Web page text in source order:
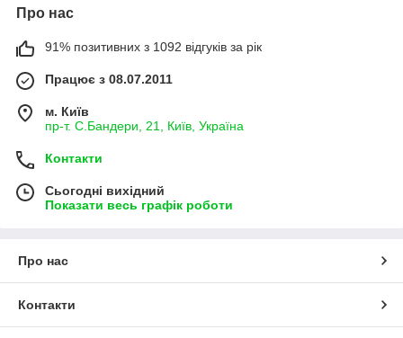
Про нас
91% позитивних з 1092 відгуків за рік
Працює з 08.07.2011
м. Київ
пр-т. С.Бандери, 21, Київ, Україна
Контакти
Сьогодні вихідний
Показати весь графік роботи
Про нас
Контакти